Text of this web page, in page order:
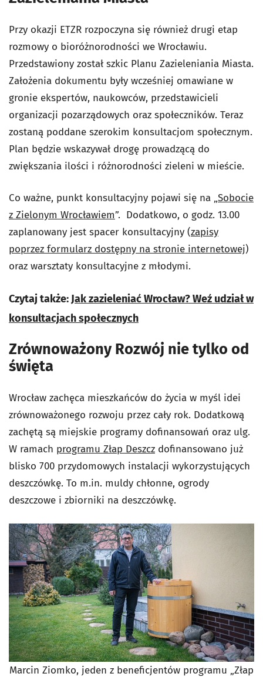
Przy okazji ETZR rozpoczyna się również drugi etap
rozmowy o bioróżnorodności we Wrocławiu.
Przedstawiony został szkic Planu Zazieleniania Miasta.
Założenia dokumentu były wcześniej omawiane w
gronie ekspertów, naukowców, przedstawicieli
organizacji pozarządowych oraz społeczników. Teraz
zostaną poddane szerokim konsultacjom społecznym.
Plan będzie wskazywał drogę prowadzącą do
zwiększania ilości i różnorodności zieleni w mieście.
Co ważne, punkt konsultacyjny pojawi się na „Sobocie
z Zielonym Wrocławiem”. Dodatkowo, o godz. 13.00
zaplanowany jest spacer konsultacyjny (zapisy
poprzez formularz dostępny na stronie internetowej)
oraz warsztaty konsultacyjne z młodymi.
Czytaj także: Jak zazieleniać Wrocław? Weź udział w
konsultacjach społecznych
Zrównoważony Rozwój nie tylko od
święta
Wrocław zachęca mieszkańców do życia w myśl idei
zrównoważonego rozwoju przez cały rok. Dodatkową
zachętą są miejskie programy dofinansowań oraz ulg.
W ramach programu Złap Deszcz dofinansowano już
blisko 700 przydomowych instalacji wykorzystujących
deszczówkę. To m.in. muldy chłonne, ogrody
deszczowe i zbiorniki na deszczówkę.
Marcin Ziomko, jeden z beneficjentów programu „Złap